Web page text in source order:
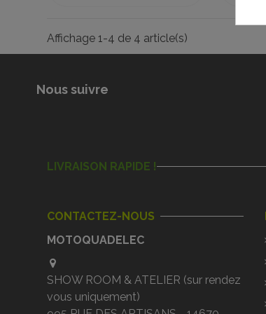
Affichage 1-4 de 4 article(s)
Nous suivre
LIVRAISON RAPIDE !
CONTACTEZ-NOUS
MOTOQUADELEC
SHOW ROOM & ATELIER (sur rendez
vous uniquement)